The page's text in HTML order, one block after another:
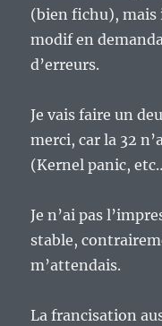
(bien fichu), mais
modif en
d’erreurs.
Je vais faire un
merci, car la 32
(Kernel panic,
Je n’ai pas
stable,
m’attendais.
La francisation